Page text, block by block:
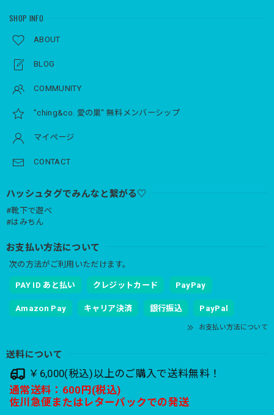
SHOP INFO
ABOUT
BLOG
COMMUNITY
"ching&co. 愛の巣" 無料メンバーシップ
マイページ
CONTACT
ハッシュタグでみんなと繋がる♡
#靴下で遊べ
#はみちん
お支払い方法について
次の方法がご利用いただけます。
PAY ID あと払い クレジットカード PayPay
Amazon Pay キャリア決済 銀行振込 PayPal
お支払い方法について
送料について
￥6,000(税込)以上のご購入で送料無料！
通常送料：600円(税込)
佐川急便またはレターパックでの発送